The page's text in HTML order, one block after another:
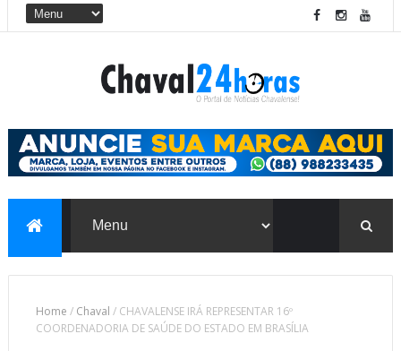
Home / Chaval / CHAVALENSE IRÁ REPRESENTAR 16º
COORDENADORIA DE SAÚDE DO ESTADO EM BRASÍLIA